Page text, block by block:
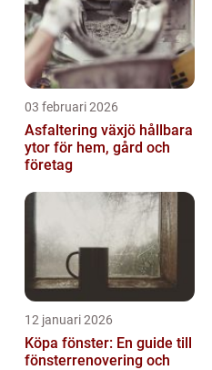
03 februari 2026
Asfaltering växjö hållbara
ytor för hem, gård och
företag
12 januari 2026
Köpa fönster: En guide till
fönsterrenovering och